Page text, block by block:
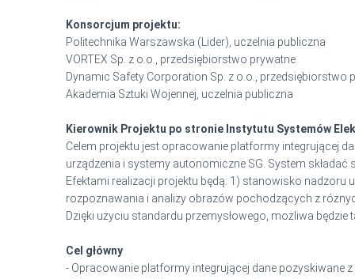
Konsorcjum projektu:
Politechnika Warszawska (Lider), uczelnia publiczna
VORTEX Sp. z o.o., przedsiębiorstwo prywatne
Dynamic Safety Corporation Sp. z o.o., przedsiębiorstwo
Akademia Sztuki Wojennej, uczelnia publiczna
Kierownik Projektu po stronie Instytutu Systemów
Celem projektu jest opracowanie platformy integrującej
urządzenia i systemy autonomiczne SG. System
Efektami realizacji projektu będą: 1) stanowisko
rozpoznawania i analizy obrazów pochodzących z
Dzięki użyciu standardu przemysłowego, możliwa
Cel główny
- Opracowanie platformy integrującej dane pozyskiwane